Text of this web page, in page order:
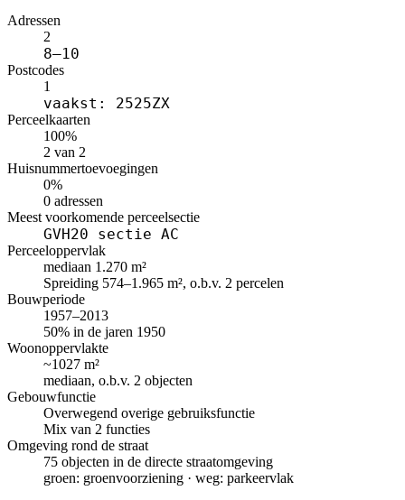
Adressen
2
8–10
Postcodes
1
vaakst: 2525ZX
Perceelkaarten
100%
2 van 2
Huisnummertoevoegingen
0%
0 adressen
Meest voorkomende perceelsectie
GVH20 sectie AC
Perceeloppervlak
mediaan 1.270 m²
Spreiding 574–1.965 m², o.b.v. 2 percelen
Bouwperiode
1957–2013
50% in de jaren 1950
Woonoppervlakte
~1027 m²
mediaan, o.b.v. 2 objecten
Gebouwfunctie
Overwegend overige gebruiksfunctie
Mix van 2 functies
Omgeving rond de straat
75 objecten in de directe straatomgeving
groen: groenvoorziening · weg: parkeervlak